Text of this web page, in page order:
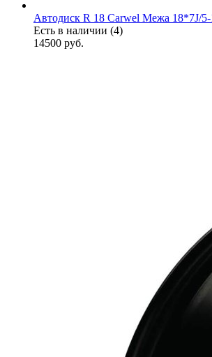
Автодиск R 18 Carwel Межа 18*7J/5-
Есть в наличии (4)
14500 руб.